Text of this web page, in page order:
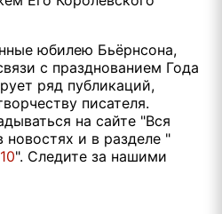
юбилею Бьёрнсона,
с празднованием Года
ряд публикаций,
писателя.
на сайте "Вся
новостях и в разделе "
". Следите за нашими